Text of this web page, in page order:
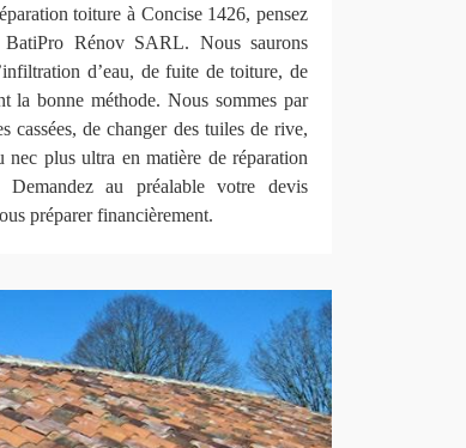
toiture à Concise 1426, pensez
Rénov SARL. Nous saurons
d’eau, de fuite de toiture, de
la bonne méthode. Nous sommes par
cassées, de changer des tuiles de rive,
nec plus ultra en matière de réparation
au préalable votre devis
préparer financièrement.